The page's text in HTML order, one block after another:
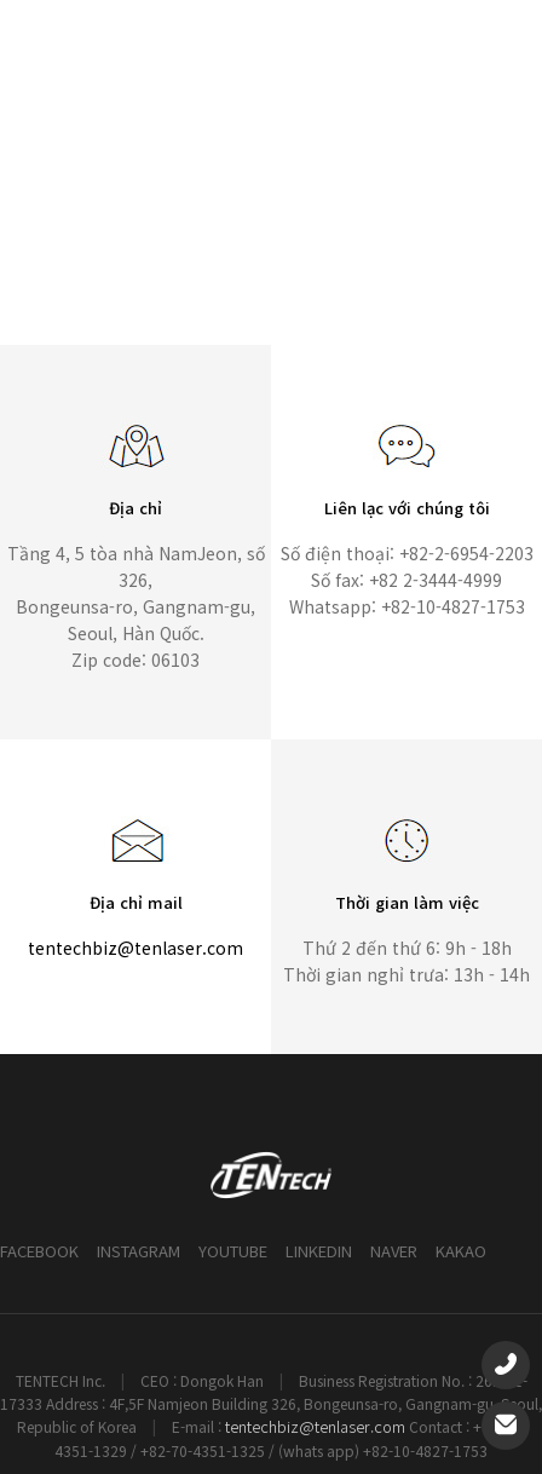
Địa chỉ
Tầng 4, 5 tòa nhà NamJeon, số
326,
Bongeunsa-ro, Gangnam-gu,
Seoul, Hàn Quốc.
Zip code: 06103
Liên lạc với chúng tôi
Số điện thoại: +82-2-6954-2203
Số fax: +82 2-3444-4999
Whatsapp: +82-10-4827-1753
Địa chỉ mail
tentechbiz@tenlaser.com
Thời gian làm việc
Thứ 2 đến thứ 6: 9h - 18h
Thời gian nghỉ trưa: 13h - 14h
FACEBOOK INSTAGRAM YOUTUBE LINKEDIN NAVER KAKAO
TENTECH Inc. | CEO : Dongok Han |
Business Registration No. : 261-81-
17333 Address : 4F,5F Namjeon Building 326, Bongeunsa-ro, Gangnam-gu, Seoul,
Republic of Korea
| E-mail :tentechbiz@tenlaser.com Contact : +82-70-
4351-1329 / +82-70-4351-1325 / (whats app) +82-10-4827-1753